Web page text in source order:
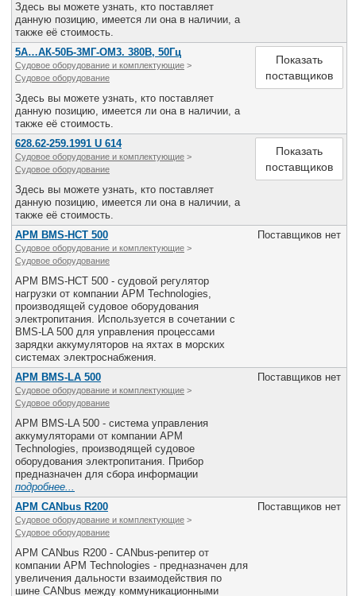
Здесь вы можете узнать, кто поставляет
данную позицию, имеется ли она в наличии, а
также её стоимость.
5А…АК-50Б-3МГ-ОМ3. 380В, 50Гц
Судовое оборудование и комплектующие >
Судовое оборудование
Здесь вы можете узнать, кто поставляет
данную позицию, имеется ли она в наличии, а
также её стоимость.
Показать
поставщиков
628.62-259.1991 U 614
Судовое оборудование и комплектующие >
Судовое оборудование
Здесь вы можете узнать, кто поставляет
данную позицию, имеется ли она в наличии, а
также её стоимость.
Показать
поставщиков
APM BMS-HCT 500
Судовое оборудование и комплектующие >
Судовое оборудование
APM BMS-HCT 500 - судовой регулятор
нагрузки от компании APM Technologies,
производящей судовое оборудования
электропитания. Используется в сочетании с
BMS-LA 500 для управления процессами
зарядки аккумуляторов на яхтах в морских
системах электроснабжения.
Поставщиков нет
APM BMS-LA 500
Судовое оборудование и комплектующие >
Судовое оборудование
APM BMS-LA 500 - система управления
аккумуляторами от компании APM
Technologies, производящей судовое
оборудования электропитания. Прибор
предназначен для сбора информации
подробнее...
Поставщиков нет
APM CANbus R200
Судовое оборудование и комплектующие >
Судовое оборудование
APM CANbus R200 - CANbus-репитер от
компании APM Technologies - предназначен для
увеличения дальности взаимодействия по
шине CANbus между коммуникационными
Поставщиков нет